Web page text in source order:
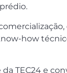
how
TEC24 e